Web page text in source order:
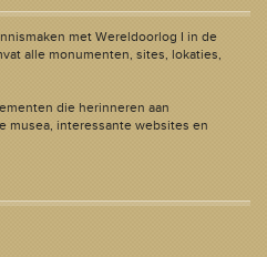
met Wereldoorlog I in de
alle monumenten, sites, lokaties,
die herinneren aan
musea, interessante websites en